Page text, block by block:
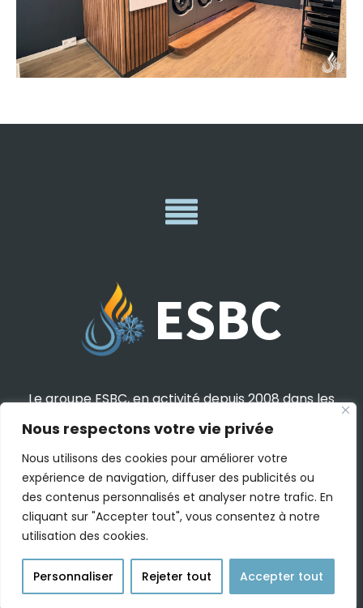
Nous respectons votre vie privée
Nous utilisons des cookies pour améliorer votre
expérience de navigation, diffuser des publicités ou
des contenus personnalisés et analyser notre trafic. En
cliquant sur "Accepter tout", vous consentez à notre
utilisation des cookies.
Personnaliser Rejeter tout Accepter tout
ESBC
Le groupe ESBC, en activité depuis 2008 dans les
régions Centre-Val de Loire et Auvergne Rhône
Alpes, est spécialisé dans l'installation et la
maintenance de cuisine, blanchisserie & laverie
professionnelle.